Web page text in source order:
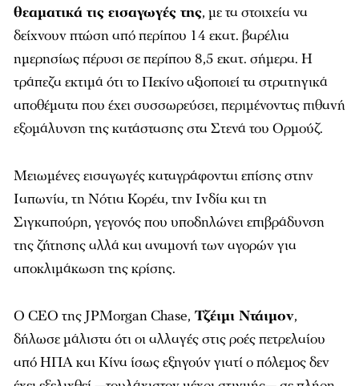
θεαματικά τις εισαγωγές της, με τα στοιχεία να
δείχνουν πτώση από περίπου 14 εκατ. βαρέλια
ημερησίως πέρυσι σε περίπου 8,5 εκατ. σήμερα. Η
τράπεζα εκτιμά ότι το Πεκίνο αξιοποιεί τα στρατηγικά
αποθέματα που έχει συσσωρεύσει, περιμένοντας πιθανή
εξομάλυνση της κατάστασης στα Στενά του Ορμούζ.
Μειωμένες εισαγωγές καταγράφονται επίσης στην
Ιαπωνία, τη Νότια Κορέα, την Ινδία και τη
Σιγκαπούρη, γεγονός που υποδηλώνει επιβράδυνση
της ζήτησης αλλά και αναμονή των αγορών για
αποκλιμάκωση της κρίσης.
Ο CEO της JPMorgan Chase, Τζέιμι Ντάιμον,
δήλωσε μάλιστα ότι οι αλλαγές στις ροές πετρελαίου
από ΗΠΑ και Κίνα ίσως εξηγούν γιατί ο πόλεμος δεν